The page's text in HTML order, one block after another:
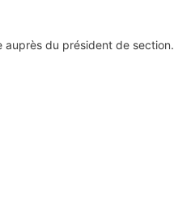
du président de section.